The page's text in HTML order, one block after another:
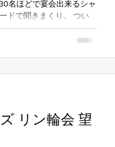
名ほどで宴会出来るシャ
ドで聞きまくり。 つい
いました。...
リン輪会 望